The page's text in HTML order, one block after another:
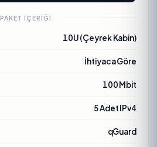
PAKET İÇERIĞI
10U (Çeyrek Kabin)
İhtiyaca Göre
100 Mbit
5 Adet IPv4
qGuard